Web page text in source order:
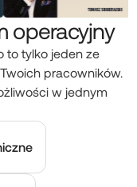
operacyjny
to tylko jeden ze
pracowników.
w jednym